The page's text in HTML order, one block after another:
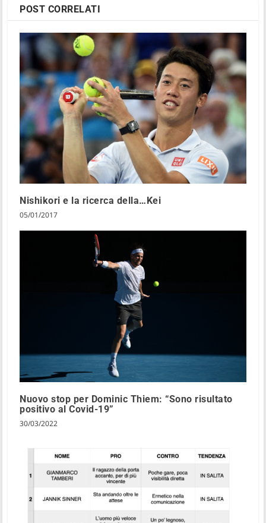
POST CORRELATI
Nishikori e la ricerca della…Kei
05/01/2017
Nuovo stop per Dominic Thiem: “Sono risultato
positivo al Covid-19”
30/03/2022